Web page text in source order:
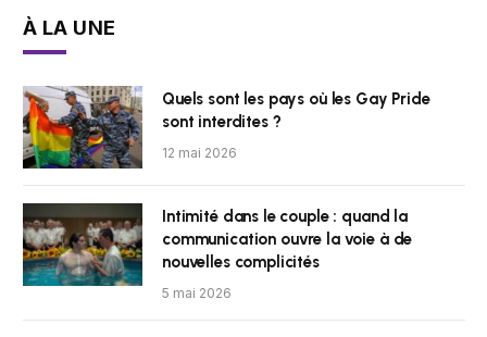
À LA UNE
Quels sont les pays où les Gay Pride
sont interdites ?
12 mai 2026
Intimité dans le couple : quand la
communication ouvre la voie à de
nouvelles complicités
5 mai 2026